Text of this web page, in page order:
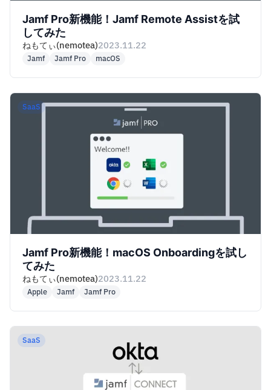
Jamf Pro新機能！Jamf Remote Assistを試
してみた
ねもてぃ(nemotea)2023.11.22
Jamf Jamf Pro macOS
SaaS
Jamf Pro新機能！macOS Onboardingを試し
てみた
ねもてぃ(nemotea)2023.11.22
Apple Jamf Jamf Pro
SaaS